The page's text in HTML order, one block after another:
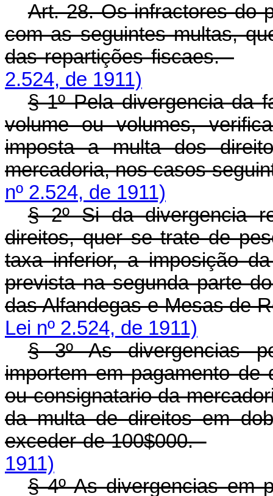
Art. 28. Os infractores do
com as seguintes multas,
das repartições fiscaes.
2.524, de 1911)
§ 1º Pela divergencia da
volume ou volumes,
imposta a multa dos
mercadoria, nos casos
nº 2.524, de 1911)
§ 2º Si da divergencia
direitos, quer se trate de
taxa inferior, a imposição
prevista na segunda parte
das Alfandegas e Mesas de
Lei nº 2.524, de 1911)
§ 3º As divergencias
importem em pagamento
ou consignatario da
da multa de direitos em
exceder de 100$000.
1911)
§ 4º As divergencias em